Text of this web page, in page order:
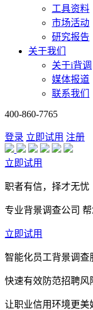
工具资料
市场活动
研究报告
关于我们
关于i背调
媒体报道
联系我们
400-860-7765
登录 立即试用 注册
立即试用
职者有信，择才无忧
专业背景调查公司
立即试用
智能化员工背景调查
快速有效防范招聘风
让职业信用环境更美